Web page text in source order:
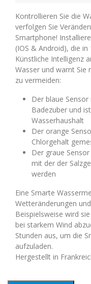
Kontrollieren Sie die
verfolgen Sie
Smartphone!
(IOS & Android), die
Künstliche Intelligenz
Wasser und warnt Sie
zu vermeiden:
Der blaue
Badezuber und
Wasserhaushalt
Der orange
Chlorgehalt
Der graue
mit der der
werden
Eine Smarte
Wetteränderungen
Beispielsweise wird
bei starkem Wind
Stunden aus, um die
aufzuladen.
Hergestellt in